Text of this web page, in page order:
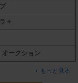
＋
オークション
もっと見る